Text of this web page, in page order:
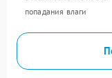
попадания влаги